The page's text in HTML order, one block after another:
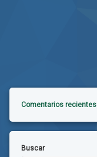
Comentarios recientes
Buscar